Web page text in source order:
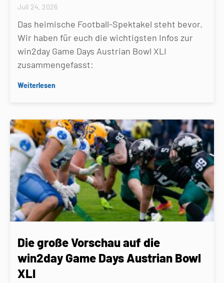
Juli 24, 2026
Das heimische Football-Spektakel steht bevor.
Wir haben für euch die wichtigsten Infos zur
win2day Game Days Austrian Bowl XLI
zusammengefasst:
Weiterlesen
Die große Vorschau auf die
win2day Game Days Austrian Bowl
XLI